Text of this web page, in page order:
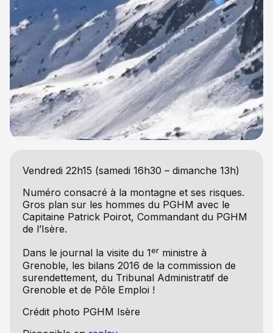
Vendredi 22h15 (samedi 16h30 – dimanche 13h)
Numéro consacré à la montagne et ses risques.
Gros plan sur les hommes du PGHM avec le
Capitaine Patrick Poirot, Commandant du PGHM
de l’Isère.
Dans le journal la visite du 1erministre à
Grenoble, les bilans 2016 de la commission de
surendettement, du Tribunal Administratif de
Grenoble et de Pôle Emploi !
Crédit photo PGHM Isère